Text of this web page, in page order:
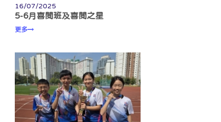
16/07/2025
5-6月喜閱班及喜閱之星
更多